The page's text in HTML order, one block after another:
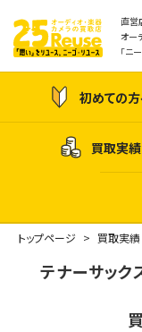
直営
オー
「ニ
初めての
買取実績
トップページ 買取実績
テナーサッ